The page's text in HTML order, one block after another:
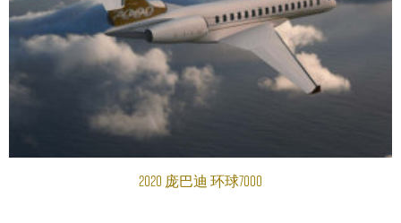
阅读更多
2020 庞巴迪 环球7000